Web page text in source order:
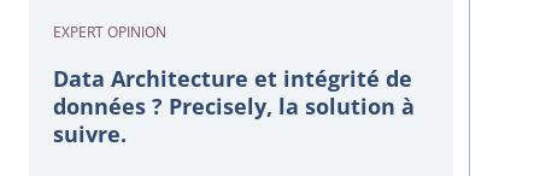
EXPERT OPINION
Data Architecture et intégrité de
données ? Precisely, la solution à
suivre.